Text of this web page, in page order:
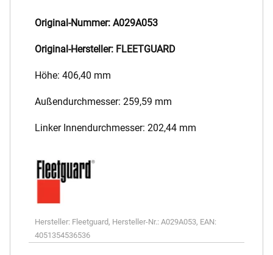
Original-Nummer: A029A053
Original-Hersteller: FLEETGUARD
Höhe: 406,40 mm
Außendurchmesser: 259,59 mm
Linker Innendurchmesser: 202,44 mm
Hersteller: Fleetguard , Hersteller-Nr.: A029A053, EAN:
4051354536536